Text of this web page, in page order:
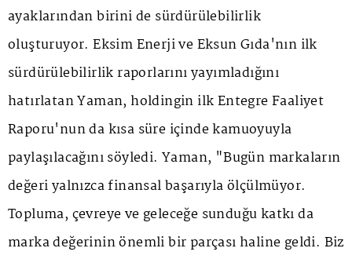
ayaklarından birini de sürdürülebilirlik
oluşturuyor. Eksim Enerji ve Eksun Gıda'nın ilk
sürdürülebilirlik raporlarını yayımladığını
hatırlatan Yaman, holdingin ilk Entegre Faaliyet
Raporu'nun da kısa süre içinde kamuoyuyla
paylaşılacağını söyledi. Yaman, "Bugün markaların
değeri yalnızca finansal başarıyla ölçülmüyor.
Topluma, çevreye ve geleceğe sunduğu katkı da
marka değerinin önemli bir parçası haline geldi. Biz